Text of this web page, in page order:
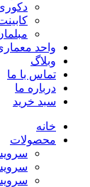
واحد
وبلاگ
تماس با ما
درباره ما
سبد خرید
خانه
محصولات